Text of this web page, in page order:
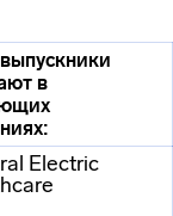
в
Electric